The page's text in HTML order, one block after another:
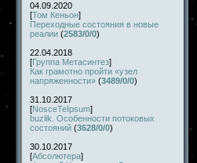
04.09.2020
[Том Кеньон]
Переходные состояния в новые
реалии (2583/0/0)
22.04.2018
[Группа Метасинтез]
Как грамотно пройти «узел
напряженности» (3489/0/0)
31.10.2017
[NosceTeIpsum]
buzlik. Особенности потоковых
состояний (3628/0/0)
30.10.2017
[Абсолютера]